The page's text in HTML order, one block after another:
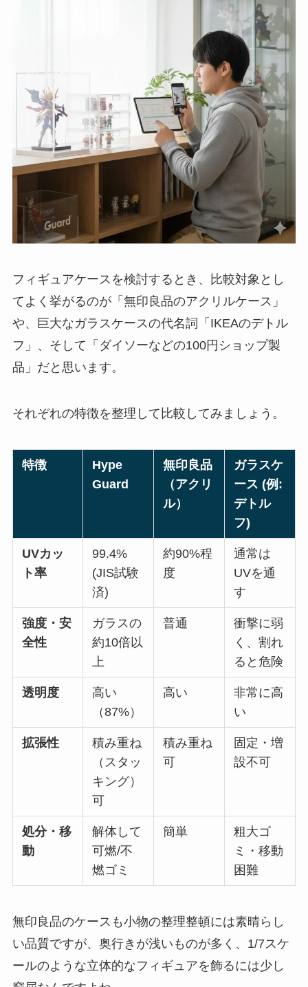
フィギュアケースを検討するとき、比較対象とし
てよく挙がるのが「無印良品のアクリルケース」
や、巨大なガラスケースの代名詞「IKEAのデトル
フ」、そして「ダイソーなどの100円ショップ製
品」だと思います。
それぞれの特徴を整理して比較してみましょう。
特徴
Hype
Guard
無印良品
（アクリ
ル）
ガラスケ
ース (例:
デトル
フ)
UVカッ
ト率
99.4%
(JIS試験
済)
約90%程
度
通常は
UVを通
す
強度・安
全性
ガラスの
約10倍以
上
普通
衝撃に弱
く、割れ
ると危険
透明度
高い
（87%）
高い
非常に高
い
拡張性
積み重ね
（スタッ
キング）
可
積み重ね
可
固定・増
設不可
処分・移
動
解体して
可燃/不
燃ゴミ
簡単
粗大ゴ
ミ・移動
困難
無印良品のケースも小物の整理整頓には素晴らし
い品質ですが、奥行きが浅いものが多く、1/7スケ
ールのような立体的なフィギュアを飾るには少し